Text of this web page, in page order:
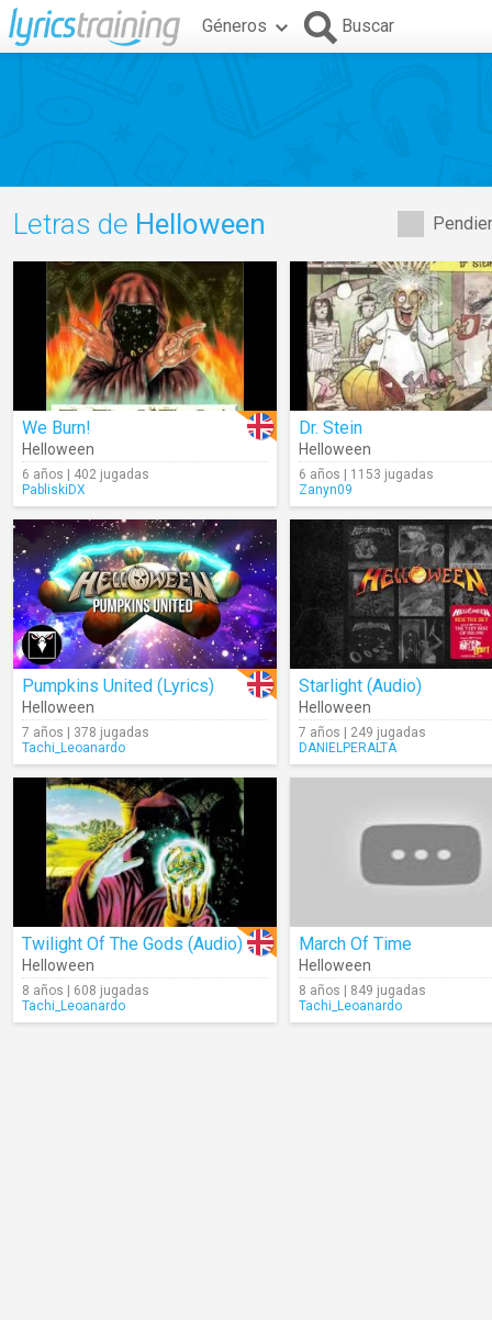
Géneros Buscar
Letras de Helloween
We Burn!
Helloween
6 años | 402 jugadas
PabliskiDX
Dr. Stein
Helloween
6 años | 1153 jugadas
Zanyn09
Pumpkins United (Lyrics)
Helloween
7 años | 378 jugadas
Tachi_Leoanardo
Starlight (Audio)
Helloween
7 años | 249 jugadas
DANIELPERALTA
Twilight Of The Gods (Audio)
Helloween
8 años | 608 jugadas
Tachi_Leoanardo
March Of Time
Helloween
8 años | 849 jugadas
Tachi_Leoanardo